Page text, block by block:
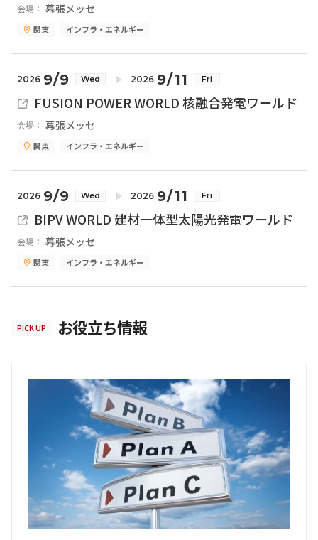
会場： 幕張メッセ
関東 インフラ・エネルギー
2026 9/9 Wed 2026 9/11 Fri
FUSION POWER WORLD 核融合発電ワールド
会場： 幕張メッセ
関東 インフラ・エネルギー
2026 9/9 Wed 2026 9/11 Fri
BIPV WORLD 建材一体型太陽光発電ワールド
会場： 幕張メッセ
関東 インフラ・エネルギー
PICK UP お役立ち情報